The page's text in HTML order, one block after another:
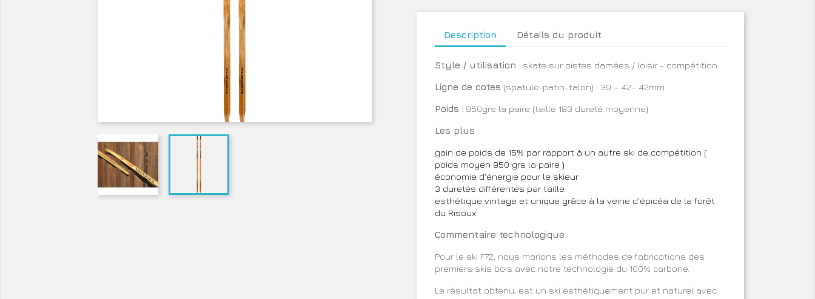
Description Détails du produit
Style / utilisation : skate sur pistes damées / loisir - compétition
Ligne de cotes (spatule-patin-talon) : 39 – 42– 42mm
Poids : 950grs la paire (taille 183 dureté moyenne)
Les plus :
gain de poids de 15% par rapport à un autre ski de compétition (
poids moyen 950 grs la paire )
économie d'énergie pour le skieur
3 duretés différentes par taille
esthétique vintage et unique grâce à la veine d'épicéa de la forêt
du Risoux.
Commentaire technologique :
Pour le ski F72, nous marions les méthodes de fabrications des
premiers skis bois avec notre technologie du 100% carbone.
Le résultat obtenu, est un ski esthétiquement pur et naturel avec